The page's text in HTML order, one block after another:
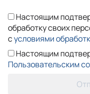
Настоящим
обработку своих
сусловиями
Настоящим
Пользовательским